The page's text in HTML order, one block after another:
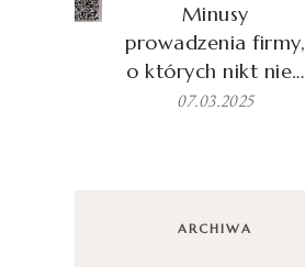
Minusy
prowadzenia firmy,
o których nikt nie…
07.03.2025
ARCHIWA